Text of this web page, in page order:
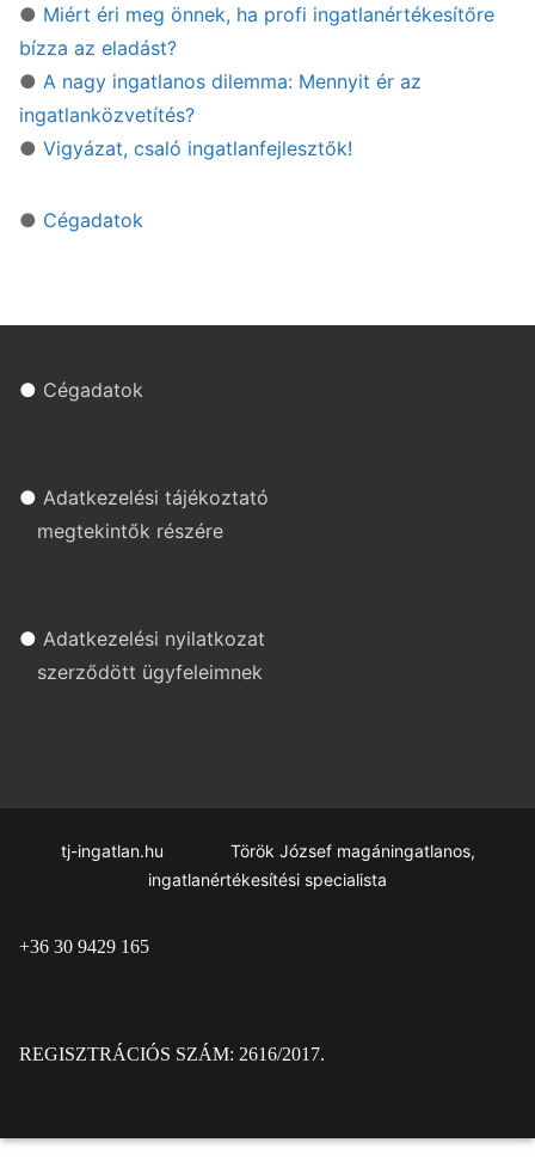
● Miért éri meg önnek, ha profi ingatlanértékesítőre
bízza az eladást?
● A nagy ingatlanos dilemma: Mennyit ér az
ingatlanközvetítés?
● Vigyázat, csaló ingatlanfejlesztők!
● Cégadatok
● Cégadatok
● Adatkezelési tájékoztató
megtekintők részére
● Adatkezelési nyilatkozat
szerződött ügyfeleimnek
tj-ingatlan.hu Török József magáningatlanos,
ingatlanértékesítési specialista
+36 30 9429 165
REGISZTRÁCIÓS SZÁM: 2616/2017.